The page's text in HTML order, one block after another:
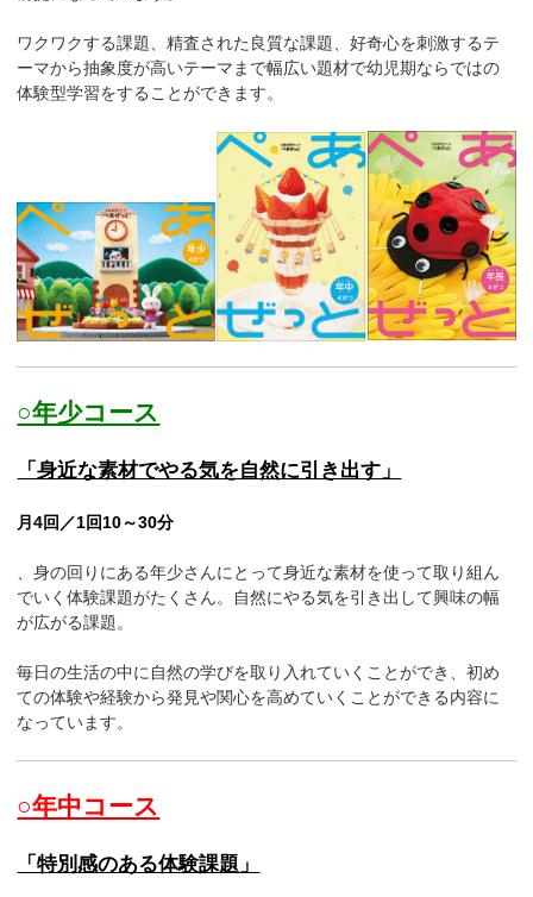
ワクワクする課題、精査された良質な課題、好奇心を刺激するテ
ーマから抽象度が高いテーマまで幅広い題材で幼児期ならではの
体験型学習をすることができます。
○年少コース
「身近な素材でやる気を自然に引き出す」
月4回／1回10～30分
、身の回りにある年少さんにとって身近な素材を使って取り組ん
でいく体験課題がたくさん。自然にやる気を引き出して興味の幅
が広がる課題。
毎日の生活の中に自然の学びを取り入れていくことができ、初め
ての体験や経験から発見や関心を高めていくことができる内容に
なっています。
○年中コース
「特別感のある体験課題」